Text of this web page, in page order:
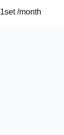
1set /month